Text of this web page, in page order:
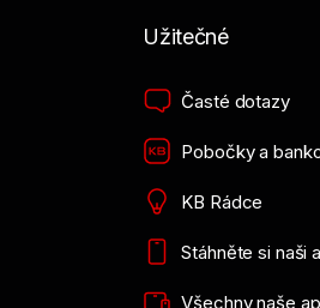
Užitečné
Časté dotazy
Pobočky a
KB Rádce
Stáhněte si naši
Všechny naše